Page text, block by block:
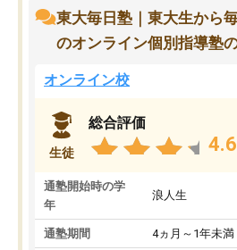
東大毎日塾｜東大生から
のオンライン個別指導塾
オンライン校
生徒
総合評価
4.6
通塾開始時の学
年
浪人生
通塾期間 4ヵ月～1年未満